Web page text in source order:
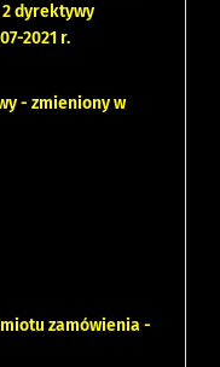
dyrektywy
2021 r.
- zmieniony w
zamówienia -